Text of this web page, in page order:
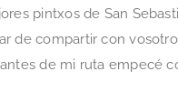
pintxos de San
de compartir con
de mi ruta empecé